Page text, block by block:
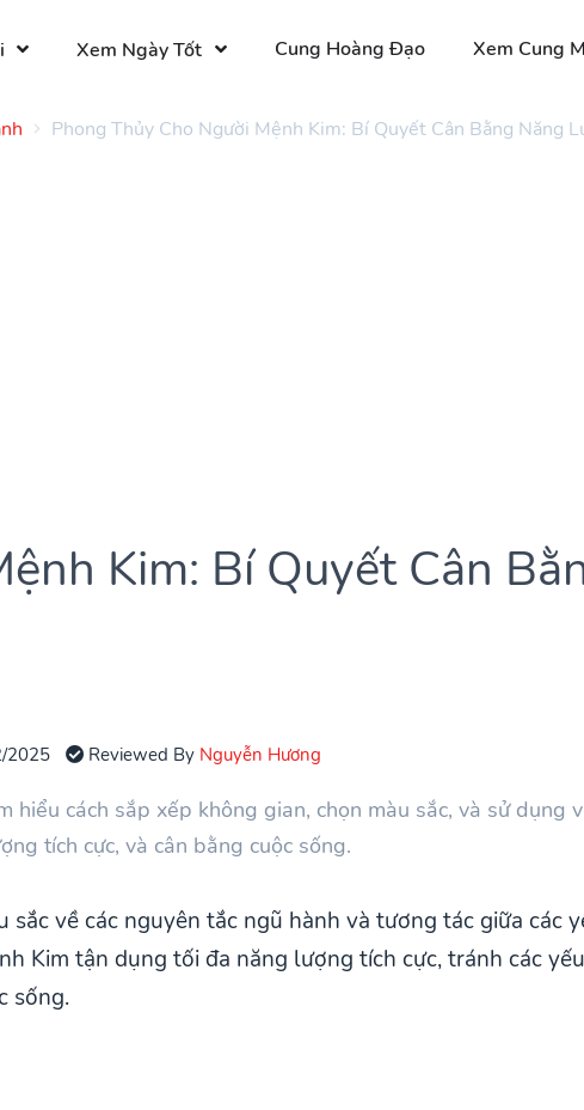
Xem Ngày Tốt Cung Hoàng Đạo Xem Cung
Phong Thủy Cho Người Mệnh Kim: Bí Quyết Cân Bằng Năng
Kim: Bí Quyết Cân
2025 Reviewed By Nguyễn Hương
cách sắp xếp không gian, chọn màu sắc, và sử dụng
tích cực, và cân bằng cuộc sống.
về các nguyên tắc ngũ hành và tương tác giữa các
Kim tận dụng tối đa năng lượng tích cực, tránh các
sống.